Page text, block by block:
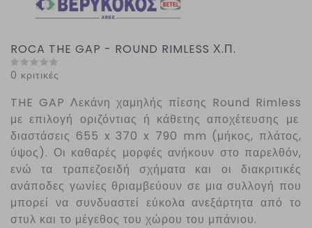
ROCA THE GAP - ROUND RIMLESS Χ.Π.
0 κριτικές
THE GAP Λεκάνη χαμηλής πίεσης Round Rimless
με επιλογή οριζόντιας ή κάθετης αποχέτευσης με
διαστάσεις 655 x 370 x 790 mm (μήκος, πλάτος,
ύψος). Οι καθαρές μορφές ανήκουν στο παρελθόν,
ενώ τα τραπεζοειδή σχήματα και οι διακριτικές
ανάποδες γωνίες θριαμβεύουν σε μια συλλογή που
μπορεί να συνδυαστεί εύκολα ανεξάρτητα από το
στυλ και το μέγεθος του χώρου του μπάνιου.